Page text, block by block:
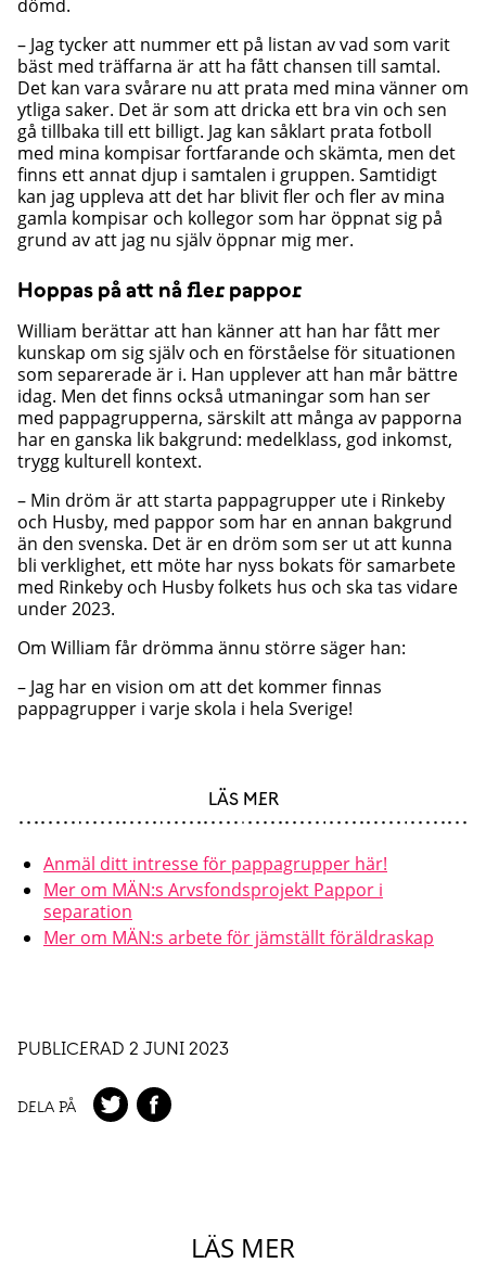
dömd.
– Jag tycker att nummer ett på listan av vad som varit
bäst med träffarna är att ha fått chansen till samtal.
Det kan vara svårare nu att prata med mina vänner om
ytliga saker. Det är som att dricka ett bra vin och sen
gå tillbaka till ett billigt. Jag kan såklart prata fotboll
med mina kompisar fortfarande och skämta, men det
finns ett annat djup i samtalen i gruppen. Samtidigt
kan jag uppleva att det har blivit fler och fler av mina
gamla kompisar och kollegor som har öppnat sig på
grund av att jag nu själv öppnar mig mer.
Hoppas på att nå fler pappor
William berättar att han känner att han har fått mer
kunskap om sig själv och en förståelse för situationen
som separerade är i. Han upplever att han mår bättre
idag. Men det finns också utmaningar som han ser
med pappagrupperna, särskilt att många av papporna
har en ganska lik bakgrund: medelklass, god inkomst,
trygg kulturell kontext.
– Min dröm är att starta pappagrupper ute i Rinkeby
och Husby, med pappor som har en annan bakgrund
än den svenska. Det är en dröm som ser ut att kunna
bli verklighet, ett möte har nyss bokats för samarbete
med Rinkeby och Husby folkets hus och ska tas vidare
under 2023.
Om William får drömma ännu större säger han:
– Jag har en vision om att det kommer finnas
pappagrupper i varje skola i hela Sverige!
LÄS MER
Anmäl ditt intresse för pappagrupper här!
Mer om MÄN:s Arvsfondsprojekt Pappor i
separation
Mer om MÄN:s arbete för jämställt föräldraskap
PUBLICERAD 2 JUNI 2023
DELA PÅ
LÄS MER